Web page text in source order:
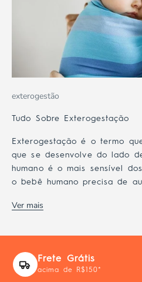
exterogestão
Tudo Sobre Exterogestação
Exterogestação é o termo
que se desenvolve do lado
humano é o mais sensível
o bebê humano precisa de
Ver mais
Frete Grátis
acima de R$150*